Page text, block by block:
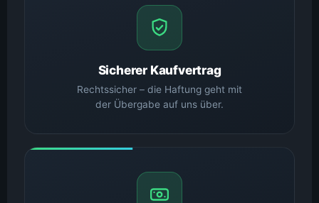
Sicherer Kaufvertrag
Rechtssicher – die Haftung geht mit
der Übergabe auf uns über.